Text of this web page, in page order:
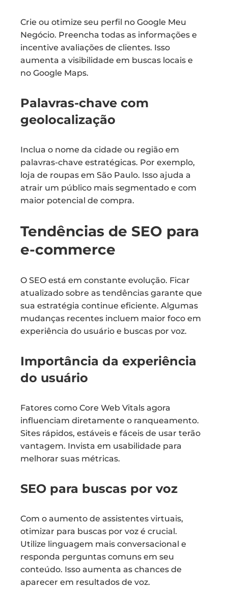
Crie ou otimize seu perfil no Google Meu
Negócio. Preencha todas as informações e
incentive avaliações de clientes. Isso
aumenta a visibilidade em buscas locais e
no Google Maps.
Palavras-chave com
geolocalização
Inclua o nome da cidade ou região em
palavras-chave estratégicas. Por exemplo,
loja de roupas em São Paulo. Isso ajuda a
atrair um público mais segmentado e com
maior potencial de compra.
Tendências de SEO para
e-commerce
O SEO está em constante evolução. Ficar
atualizado sobre as tendências garante que
sua estratégia continue eficiente. Algumas
mudanças recentes incluem maior foco em
experiência do usuário e buscas por voz.
Importância da experiência
do usuário
Fatores como Core Web Vitals agora
influenciam diretamente o ranqueamento.
Sites rápidos, estáveis e fáceis de usar terão
vantagem. Invista em usabilidade para
melhorar suas métricas.
SEO para buscas por voz
Com o aumento de assistentes virtuais,
otimizar para buscas por voz é crucial.
Utilize linguagem mais conversacional e
responda perguntas comuns em seu
conteúdo. Isso aumenta as chances de
aparecer em resultados de voz.